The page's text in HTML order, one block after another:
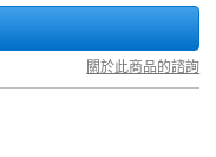
關於此商品的諮詢